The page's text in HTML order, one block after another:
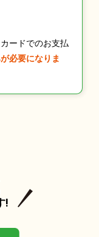
ードでのお支払
必要になりま
!